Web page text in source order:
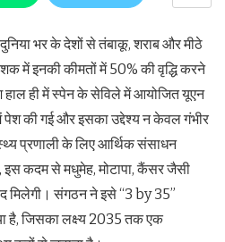
भर के देशों से तंबाकू, शराब और मीठे
में इनकी कीमतों में 50% की वृद्धि करने
ही में स्पेन के सेविले में आयोजित यूएन
की गई और इसका उद्देश्य न केवल गंभीर
प्रणाली के लिए आर्थिक संसाधन
कदम से मधुमेह, मोटापा, कैंसर जैसी
मिलेगी। संगठन ने इसे “3 by 35”
है, जिसका लक्ष्य 2035 तक एक